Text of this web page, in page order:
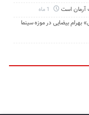
آرمان است
بیضایی در موزه سینما